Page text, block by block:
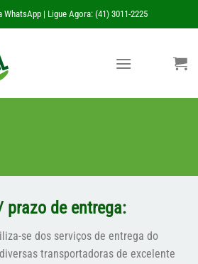
WhatsApp Ligue Agora: (41) 3011-2225
de entrega:
se dos serviços de entrega do
transportadoras de excelente